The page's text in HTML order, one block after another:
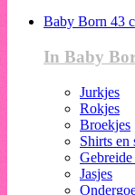
Baby Born 43
In Baby
Jurkjes
Rokjes
Broekjes
Shirts en
Jasjes